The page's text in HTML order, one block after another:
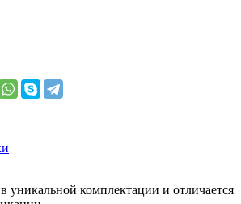
уникальной комплектации и отличается